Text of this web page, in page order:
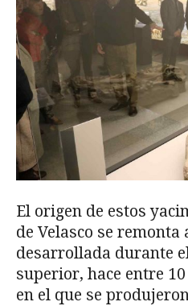
El origen de estos
de Velasco se remonta
desarrollada durante
superior, hace entre
en el que se